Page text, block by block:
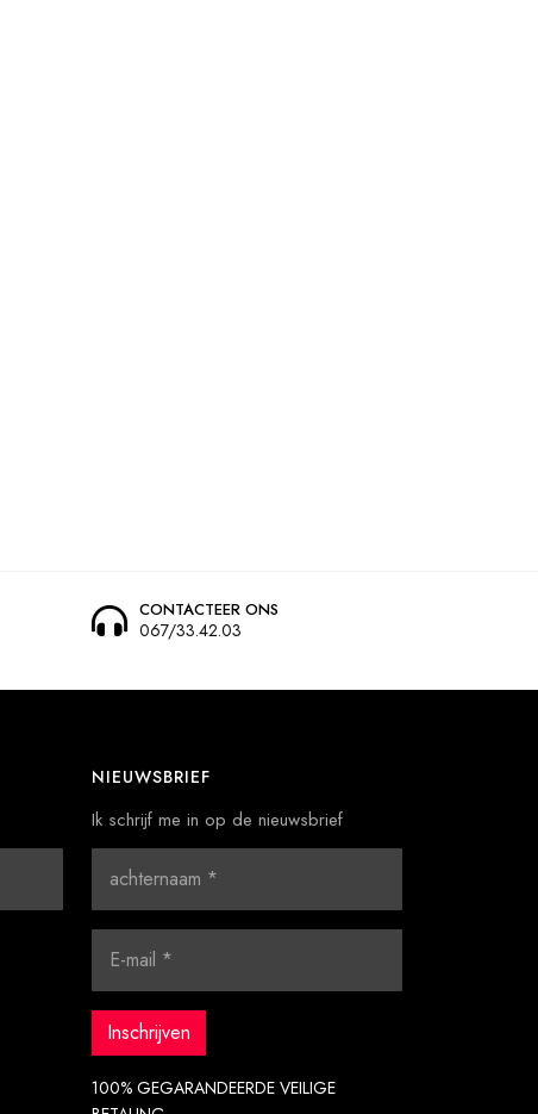
CONTACTEER ONS
067/33.42.03
NIEUWSBRIEF
Ik schrijf me in op de nieuwsbrief
100% GEGARANDEERDE VEILIGE